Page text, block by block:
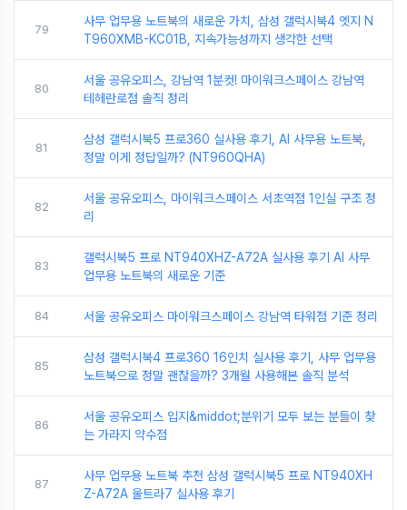
79
사무 업무용 노트북의 새로운 가치, 삼성 갤럭시북4 엣지 N
T960XMB-KC01B, 지속가능성까지 생각한 선택
80
서울 공유오피스, 강남역 1분컷! 마이워크스페이스 강남역
테헤란로점 솔직 정리
81
삼성 갤럭시북5 프로360 실사용 후기, AI 사무용 노트북,
정말 이게 정답일까? (NT960QHA)
82
서울 공유오피스, 마이워크스페이스 서초역점 1인실 구조 정
리
83
갤럭시북5 프로 NT940XHZ-A72A 실사용 후기 AI 사무
업무용 노트북의 새로운 기준
84 서울 공유오피스 마이워크스페이스 강남역 타워점 기준 정리
85
삼성 갤럭시북4 프로360 16인치 실사용 후기, 사무 업무용
노트북으로 정말 괜찮을까? 3개월 사용해본 솔직 분석
86
서울 공유오피스 입지&middot;분위기 모두 보는 분들이 찾
는 가라지 약수점
87
사무 업무용 노트북 추천 삼성 갤럭시북5 프로 NT940XH
Z-A72A 울트라7 실사용 후기